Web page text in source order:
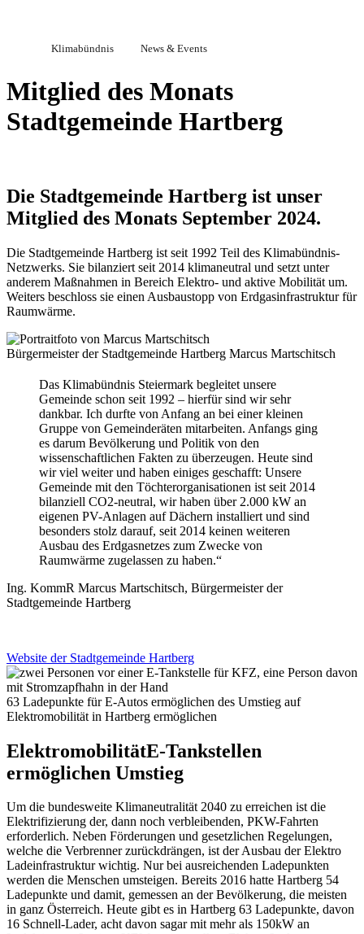
Klimabündnis News & Events
Mitglied des Monats
Stadtgemeinde Hartberg
Die Stadtgemeinde Hartberg ist unser
Mitglied des Monats September 2024.
Die Stadtgemeinde Hartberg ist seit 1992 Teil des Klimabündnis-
Netzwerks. Sie bilanziert seit 2014 klimaneutral und setzt unter
anderem Maßnahmen in Bereich Elektro- und aktive Mobilität um.
Weiters beschloss sie einen Ausbaustopp von Erdgasinfrastruktur für
Raumwärme.
Bürgermeister der Stadtgemeinde Hartberg Marcus Martschitsch
Das Klimabündnis Steiermark begleitet unsere
Gemeinde schon seit 1992 – hierfür sind wir sehr
dankbar. Ich durfte von Anfang an bei einer kleinen
Gruppe von Gemeinderäten mitarbeiten. Anfangs ging
es darum Bevölkerung und Politik von den
wissenschaftlichen Fakten zu überzeugen. Heute sind
wir viel weiter und haben einiges geschafft: Unsere
Gemeinde mit den Töchterorganisationen ist seit 2014
bilanziell CO2-neutral, wir haben über 2.000 kW an
eigenen PV-Anlagen auf Dächern installiert und sind
besonders stolz darauf, seit 2014 keinen weiteren
Ausbau des Erdgasnetzes zum Zwecke von
Raumwärme zugelassen zu haben.“
Ing. KommR Marcus Martschitsch, Bürgermeister der
Stadtgemeinde Hartberg
Website der Stadtgemeinde Hartberg
63 Ladepunkte für E-Autos ermöglichen des Umstieg auf
Elektromobilität in Hartberg ermöglichen
ElektromobilitätE-Tankstellen
ermöglichen Umstieg
Um die bundesweite Klimaneutralität 2040 zu erreichen ist die
Elektrifizierung der, dann noch verbleibenden, PKW-Fahrten
erforderlich. Neben Förderungen und gesetzlichen Regelungen,
welche die Verbrenner zurückdrängen, ist der Ausbau der Elektro
Ladeinfrastruktur wichtig. Nur bei ausreichenden Ladepunkten
werden die Menschen umsteigen. Bereits 2016 hatte Hartberg 54
Ladepunkte und damit, gemessen an der Bevölkerung, die meisten
in ganz Österreich. Heute gibt es in Hartberg 63 Ladepunkte, davon
16 Schnell-Lader, acht davon sagar mit mehr als 150kW an